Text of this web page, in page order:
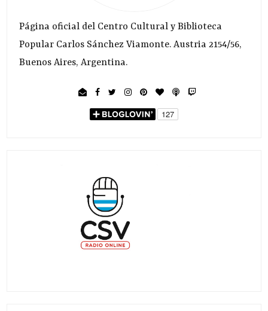
Página oficial del Centro Cultural y Biblioteca
Popular Carlos Sánchez Viamonte. Austria 2154/56,
Buenos Aires, Argentina.